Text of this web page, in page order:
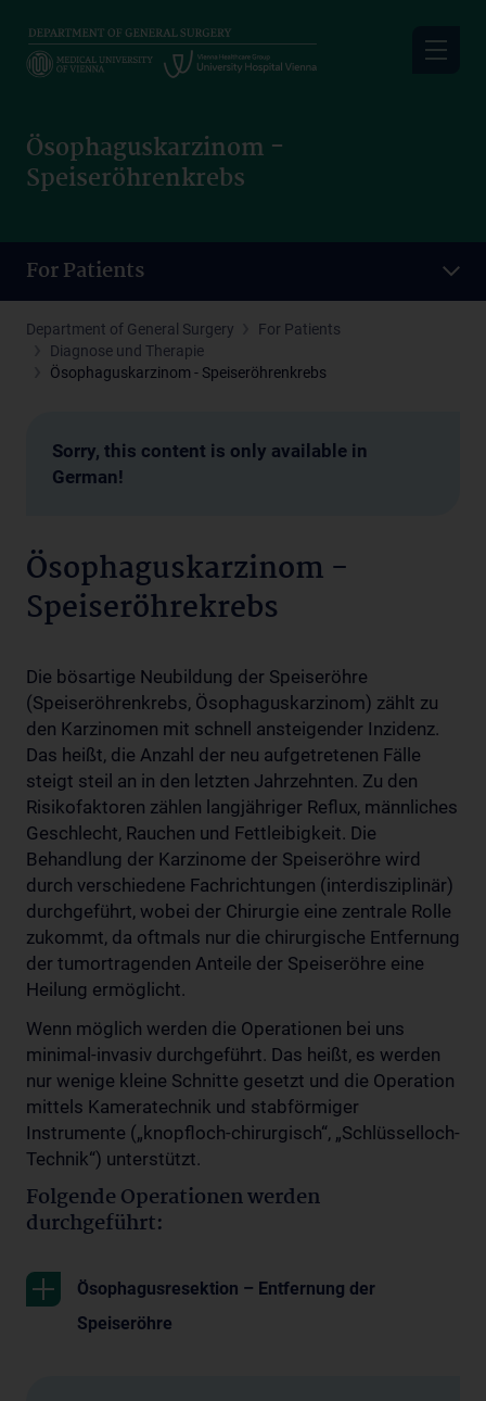
main
Ösophaguskarzinom -
Speiseröhrenkrebs
For Patients
Department of General Surgery
For Patients
Diagnose und Therapie
Ösophaguskarzinom - Speiseröhrenkrebs
Sorry, this content is only available in
German!
Ösophaguskarzinom -
Speiseröhrekrebs
Die bösartige Neubildung der Speiseröhre
(Speiseröhrenkrebs, Ösophaguskarzinom) zählt zu
den Karzinomen mit schnell ansteigender Inzidenz.
Das heißt, die Anzahl der neu aufgetretenen Fälle
steigt steil an in den letzten Jahrzehnten. Zu den
Risikofaktoren zählen langjähriger Reflux, männliches
Geschlecht, Rauchen und Fettleibigkeit. Die
Behandlung der Karzinome der Speiseröhre wird
durch verschiedene Fachrichtungen (interdisziplinär)
durchgeführt, wobei der Chirurgie eine zentrale Rolle
zukommt, da oftmals nur die chirurgische Entfernung
der tumortragenden Anteile der Speiseröhre eine
Heilung ermöglicht.
Wenn möglich werden die Operationen bei uns
minimal-invasiv durchgeführt. Das heißt, es werden
nur wenige kleine Schnitte gesetzt und die Operation
mittels Kameratechnik und stabförmiger
Instrumente („knopfloch-chirurgisch“, „Schlüsselloch-
Technik“) unterstützt.
Folgende Operationen werden
durchgeführt:
Ösophagusresektion – Entfernung der
Speiseröhre